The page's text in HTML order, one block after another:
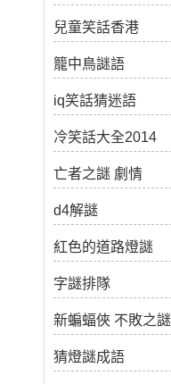
兒童笑話香港
籠中鳥謎語
iq笑話猜迷語
冷笑話大全2014
亡者之謎 劇情
d4解謎
紅色的道路燈謎
字謎排隊
新蝙蝠俠 不敗之謎
猜燈謎成語